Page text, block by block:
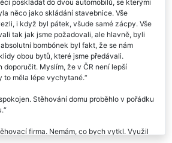
na jedničku. Nevěřila jsem, že dokážou
poskládat do dvou automobilů, se kterými
něco jako skládání stavebnice. Vše
i když byl pátek, všude samé zácpy. Vše
tak jak jsme požadovali, ale hlavně, byli
bombónek byl fakt, že se nám
obou bytů, které jsme předávali.
Myslím, že v ČR není lepší
Stěhování domu proběhlo v pořádku